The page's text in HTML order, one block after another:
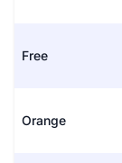
Free
Orange